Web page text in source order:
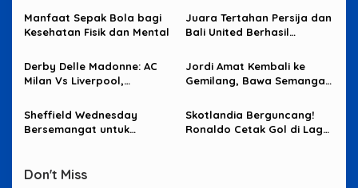
Manfaat Sepak Bola bagi
Kesehatan Fisik dan Mental
Juara Tertahan Persija dan
Bali United Berhasil
Derby Delle Madonne: AC
Milan Vs Liverpool,
Jordi Amat Kembali ke
Gemilang, Bawa Semangat
JDT
Sheffield Wednesday
Bersemangat untuk
Skotlandia Berguncang!
Ronaldo Cetak Gol di Laga
Don't Miss